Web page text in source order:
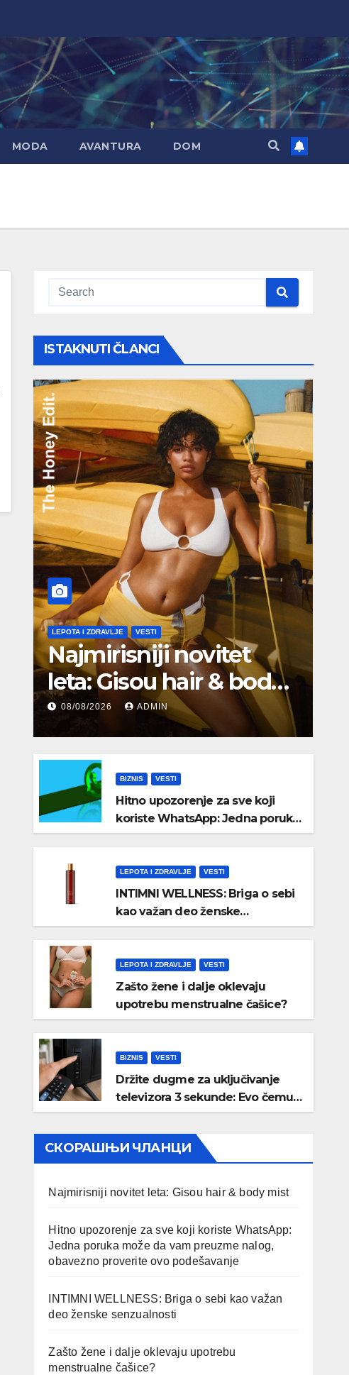
MODA AVANTURA DOM
ISTAKNUTI ČLANCI
LEPOTA I ZDRAVLJE VESTI
Najmirisniji novitet
leta: Gisou hair & body
mist
08/08/2026 ADMIN
BIZNIS VESTI
Hitno upozorenje za sve koji
koriste WhatsApp: Jedna poruka
može da vam preuzme nalog,
podešavanje
LEPOTA I ZDRAVLJE VESTI
INTIMNI WELLNESS: Briga o sebi
kao važan deo ženske
senzualnosti
LEPOTA I ZDRAVLJE VESTI
Zašto žene i dalje oklevaju
upotrebu menstrualne čašice?
BIZNIS VESTI
Držite dugme za uključivanje
televizora 3 sekunde: Evo čemu
služi i kada bi trebalo da ga
koristite
СКОРАШЊИ ЧЛАНЦИ
Najmirisniji novitet leta: Gisou hair & body mist
Hitno upozorenje za sve koji koriste WhatsApp:
Jedna poruka može da vam preuzme nalog,
obavezno proverite ovo podešavanje
INTIMNI WELLNESS: Briga o sebi kao važan
deo ženske senzualnosti
Zašto žene i dalje oklevaju upotrebu
menstrualne čašice?